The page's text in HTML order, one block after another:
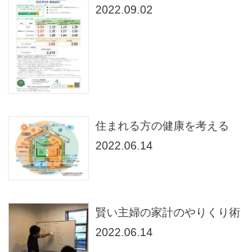
2022.09.02
住まれる方の健康を考える
2022.06.14
賢い主婦の家計のやりくり術
2022.06.14